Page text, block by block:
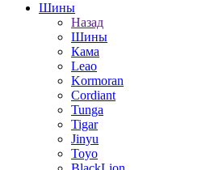
Шины
Назад
Шины
Кама
Leao
Kormoran
Cordiant
Tunga
Tigar
Jinyu
Toyo